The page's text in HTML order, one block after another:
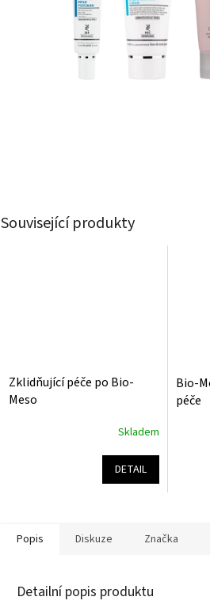
Související produkty
Zklidňující péče po Bio-
Meso
hvězdiček.
Skladem
DETAIL
Bio-
péče
Popis Diskuze Značka
Detailní popis produktu